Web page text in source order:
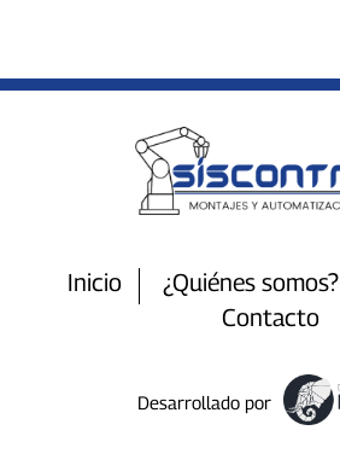
Inicio ¿Quiénes somos?
Contacto
Desarrollado por